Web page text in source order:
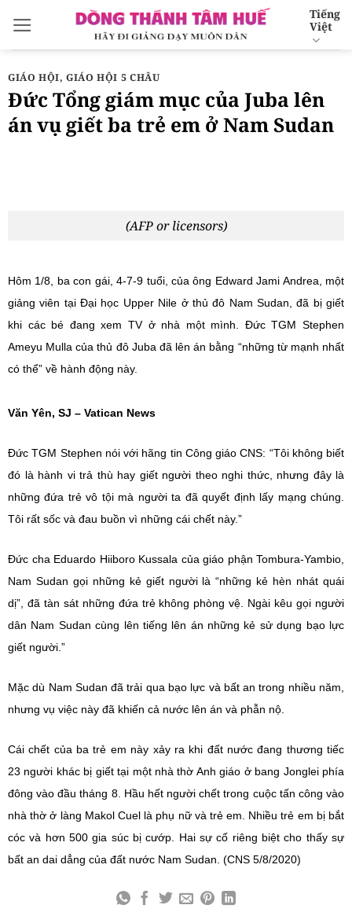
qua
nội
dung
Tiếng
Việt
GIÁO HỘI,GIÁO HỘI 5 CHÂU
Đức Tổng giám mục của Juba lên
án vụ giết ba trẻ em ở Nam Sudan
(AFP or licensors)
Hôm 1/8, ba con gái, 4-7-9 tuổi, của ông Edward Jami Andrea, một
giảng viên tại Đại học Upper Nile ở thủ đô Nam Sudan, đã bị giết
khi các bé đang xem TV ở nhà một mình. Đức TGM Stephen
Ameyu Mulla của thủ đô Juba đã lên án bằng “những từ mạnh nhất
có thể” về hành động này.
Văn Yên, SJ – Vatican News
Đức TGM Stephen nói với hãng tin Công giáo CNS: “Tôi không biết
đó là hành vi trả thù hay giết người theo nghi thức, nhưng đây là
những đứa trẻ vô tội mà người ta đã quyết định lấy mạng chúng.
Tôi rất sốc và đau buồn vì những cái chết này.”
Đức cha Eduardo Hiiboro Kussala của giáo phận Tombura-Yambio,
Nam Sudan gọi những kẻ giết người là “những kẻ hèn nhát quái
dị”, đã tàn sát những đứa trẻ không phòng vệ. Ngài kêu gọi người
dân Nam Sudan cùng lên tiếng lên án những kẻ sử dụng bạo lực
giết người.”
Mặc dù Nam Sudan đã trải qua bạo lực và bất an trong nhiều năm,
nhưng vụ việc này đã khiến cả nước lên án và phẫn nộ.
Cái chết của ba trẻ em này xảy ra khi đất nước đang thương tiếc
23 người khác bị giết tại một nhà thờ Anh giáo ở bang Jonglei phía
đông vào đầu tháng 8. Hầu hết người chết trong cuộc tấn công vào
nhà thờ ở làng Makol Cuel là phụ nữ và trẻ em. Nhiều trẻ em bị bắt
cóc và hơn 500 gia súc bị cướp. Hai sự cố riêng biệt cho thấy sự
bất an dai dẳng của đất nước Nam Sudan. (CNS 5/8/2020)